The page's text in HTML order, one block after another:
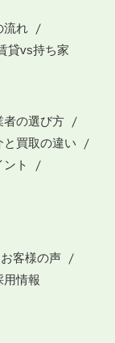
流れ
貸vs持ち家
者の選び方
と買取の違い
ト
お客様の声
用情報